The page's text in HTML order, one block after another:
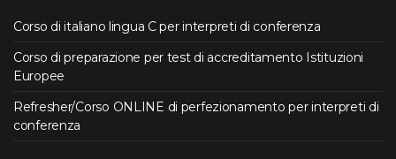
Corso di italiano lingua C per interpreti di conferenza
Corso di preparazione per test di accreditamento Istituzioni
Europee
Refresher/Corso ONLINE di perfezionamento per interpreti di
conferenza